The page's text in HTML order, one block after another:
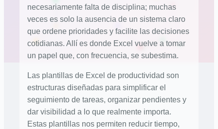
necesariamente falta de disciplina; muchas
veces es solo la ausencia de un sistema claro
que ordene prioridades y facilite las decisiones
cotidianas. Allí es donde Excel vuelve a tomar
un papel que, con frecuencia, se subestima.
Las plantillas de Excel de productividad son
estructuras diseñadas para simplificar el
seguimiento de tareas, organizar pendientes y
dar visibilidad a lo que realmente importa.
Estas plantillas nos permiten reducir tiempo,